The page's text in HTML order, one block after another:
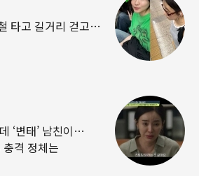
타고 길거리 걷고…
‘변태’ 남친이…
격 정체는